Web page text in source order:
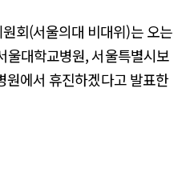
회(서울의대 비대위)는 오는
울대학교병원, 서울특별시보
원에서 휴진하겠다고 발표한